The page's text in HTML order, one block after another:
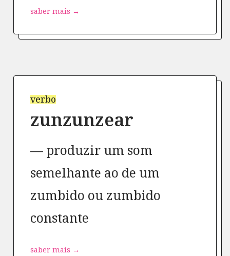
saber mais →
verbo
zunzunzear
produzir um som
semelhante ao de um
zumbido ou zumbido
constante
saber mais →